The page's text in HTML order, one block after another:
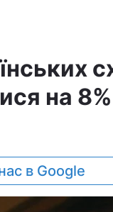
на 8%
в Google